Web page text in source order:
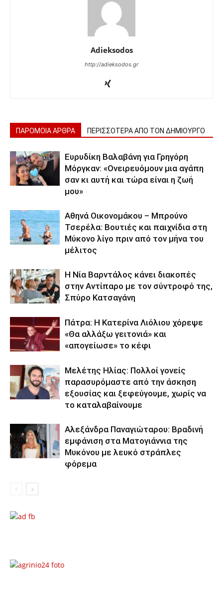
Adieksodos
http://adieksodos.gr
ΠΑΡΟΜΟΙΑ ΑΡΘΡΑ ΠΕΡΙΣΣΟΤΕΡΑ ΑΠΟ ΤΟΝ ΔΗΜΙΟΥΡΓΟ
Ευρυδίκη Βαλαβάνη για Γρηγόρη
Μόργκαν: «Ονειρευόμουν μια αγάπη
σαν κι αυτή και τώρα είναι η ζωή
μου»
Αθηνά Οικονομάκου – Μπρούνο
Τσερέλα: Βουτιές και παιχνίδια στη
Μύκονο λίγο πριν από τον μήνα του
μέλιτος
Η Νία Βαρντάλος κάνει διακοπές
στην Αντίπαρο με τον σύντροφό της,
Σπύρο Κατσαγάνη
Πάτρα: Η Κατερίνα Λιόλιου χόρεψε
«Θα αλλάξω γειτονιά» και
«απογείωσε» το κέφι
Μελέτης Ηλίας: Πολλοί γονείς
παρασυρόμαστε από την άσκηση
εξουσίας και ξεφεύγουμε, χωρίς να
το καταλαβαίνουμε
Αλεξάνδρα Παναγιώταρου: Βραδινή
εμφάνιση στα Ματογιάννια της
Μυκόνου με λευκό στράπλες
φόρεμα